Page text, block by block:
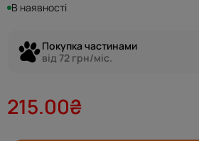
В наявності
Покупка частинами
від 72 грн/міс.
215.00₴